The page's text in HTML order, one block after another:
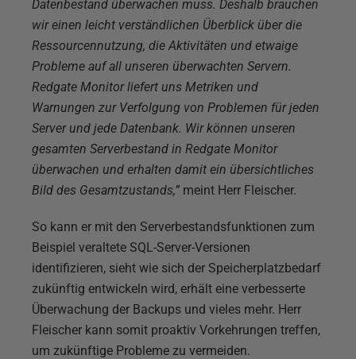
Datenbestand überwachen muss. Deshalb brauchen
wir einen leicht verständlichen Überblick über die
Ressourcennutzung, die Aktivitäten und etwaige
Probleme auf all unseren überwachten Servern.
Redgate Monitor liefert uns Metriken und
Warnungen zur Verfolgung von Problemen für jeden
Server und jede Datenbank. Wir können unseren
gesamten Serverbestand in Redgate Monitor
überwachen und erhalten damit ein übersichtliches
Bild des Gesamtzustands,” meint Herr Fleischer.
So kann er mit den Serverbestandsfunktionen zum
Beispiel veraltete SQL-Server-Versionen
identifizieren, sieht wie sich der Speicherplatzbedarf
zukünftig entwickeln wird, erhält eine verbesserte
Überwachung der Backups und vieles mehr. Herr
Fleischer kann somit proaktiv Vorkehrungen treffen,
um zukünftige Probleme zu vermeiden.